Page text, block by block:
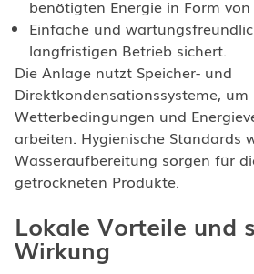
benötigten Energie in Form
Einfache und
langfristigen Betrieb sichert.
Die Anlage nutzt Speicher- und
Direktkondensationssysteme,
Wetterbedingungen und
arbeiten. Hygienische Standards
Wasseraufbereitung sorgen für
getrockneten Produkte.
Lokale Vorteile und
Wirkung